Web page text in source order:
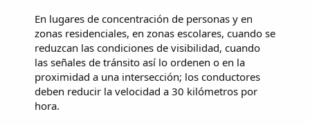
En lugares de concentración de personas y en
zonas residenciales, en zonas escolares, cuando se
reduzcan las condiciones de visibilidad, cuando
las señales de tránsito así lo ordenen o en la
proximidad a una intersección; los conductores
deben reducir la velocidad a 30 kilómetros por
hora.